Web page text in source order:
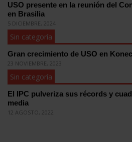
USO presente en la reunión del
en Brasilia
5 DICIEMBRE, 2024
Sin categoría
Gran crecimiento de USO en
23 NOVIEMBRE, 2023
Sin categoría
El IPC pulveriza sus récords y
media
12 AGOSTO, 2022